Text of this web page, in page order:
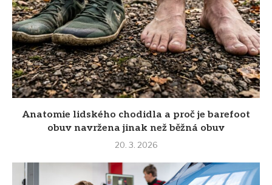
Anatomie lidského chodidla a proč je barefoot
obuv navržena jinak než běžná obuv
20. 3. 2026